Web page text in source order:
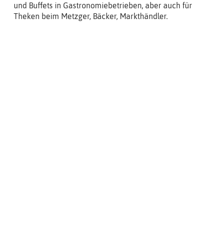
und Buffets in Gastronomiebetrieben, aber auch für
Theken beim Metzger, Bäcker, Markthändler.